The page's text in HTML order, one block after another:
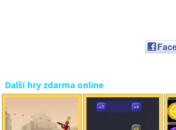
Další hry zdarma online